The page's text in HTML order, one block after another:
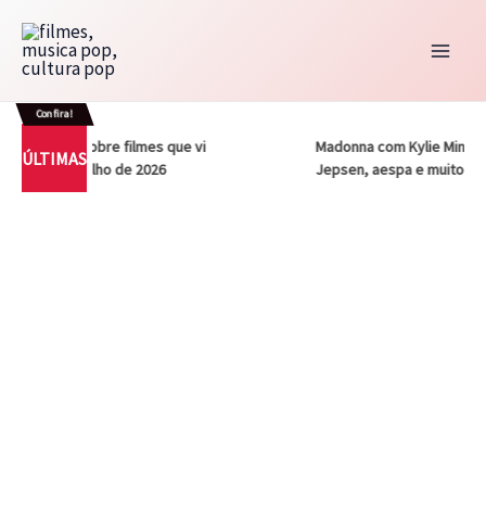
para
conteúdo
Confira!
ÚLTIMAS
– Notas sobre filmes que vi
vez em julho de 2026
Madonna com Kylie Minogue,
Jepsen, aespa e muito mais